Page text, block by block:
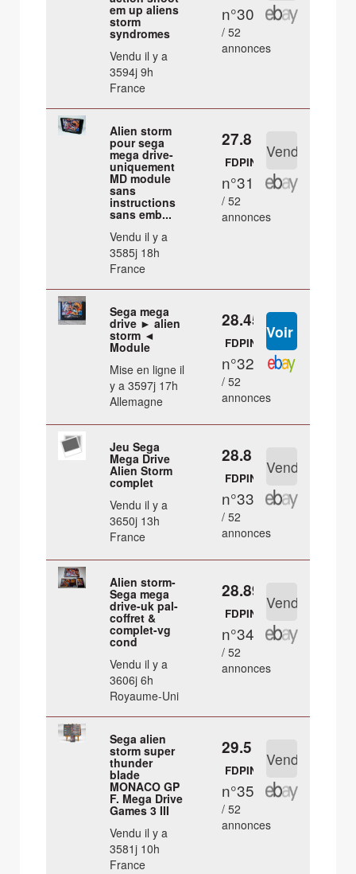
em up aliens
storm
syndromes
Vendu il y a
3594j 9h
France
n°30
/ 52
annonces
Alien storm
pour sega
mega drive-
uniquement
MD module
sans
instructions
sans emb...
Vendu il y a
3585j 18h
France
27.8 €
FDPIN
n°31
/ 52
annonces
Sega mega
drive ► alien
storm ◄
Module
Mise en ligne il
y a 3597j 17h
Allemagne
28.45 €
FDPIN
n°32
/ 52
annonces
Jeu Sega
Mega Drive
Alien Storm
complet
Vendu il y a
3650j 13h
France
28.8 €
FDPIN
n°33
/ 52
annonces
Alien storm-
Sega mega
drive-uk pal-
coffret &
complet-vg
cond
Vendu il y a
3606j 6h
Royaume-Uni
28.89 €
FDPIN
n°34
/ 52
annonces
Sega alien
storm super
thunder
blade
MONACO GP
F. Mega Drive
Games 3 III
Vendu il y a
3581j 10h
France
29.5 €
FDPIN
n°35
/ 52
annonces